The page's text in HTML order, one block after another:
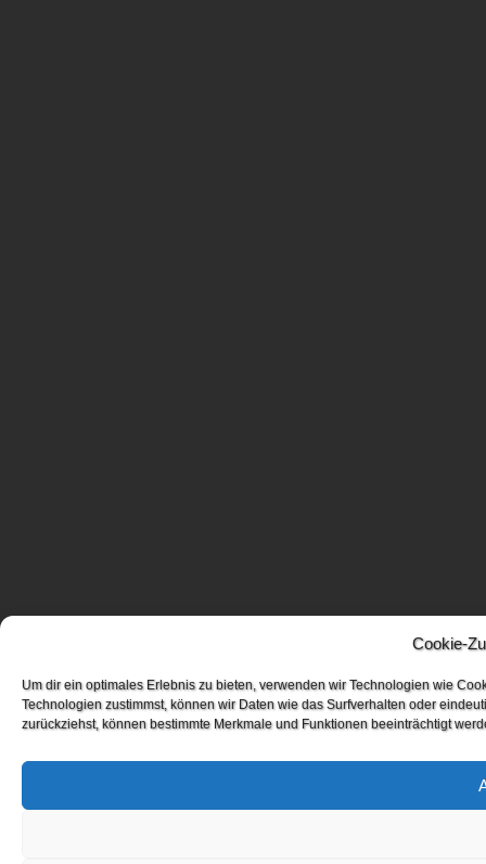
Cookie-
Um dir ein optimales Erlebnis zu bieten, verwenden wir Technologien wie
Technologien zustimmst, können wir Daten wie das Surfverhalten oder
zurückziehst, können bestimmte Merkmale und Funktionen beeinträchtigt